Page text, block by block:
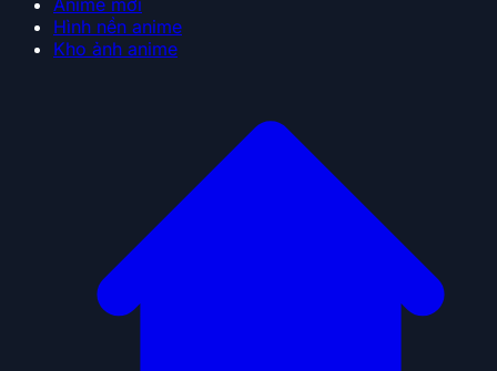
Anime mới
Hình nền anime
Kho ảnh anime